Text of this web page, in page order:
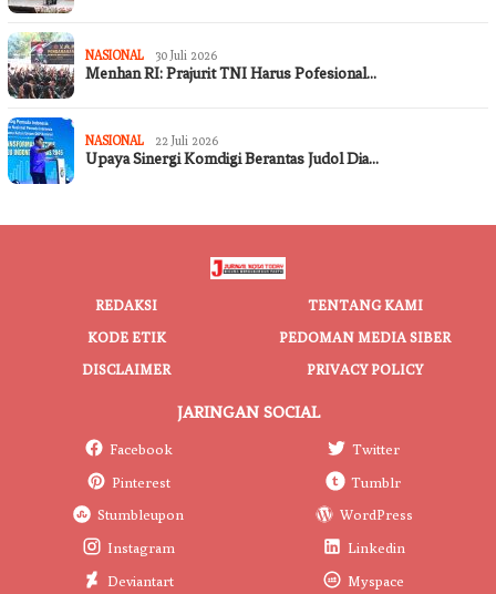
NASIONAL 30 Juli 2026
Menhan RI: Prajurit TNI Harus Pofesional…
NASIONAL 22 Juli 2026
Upaya Sinergi Komdigi Berantas Judol Dia…
REDAKSI
TENTANG KAMI
KODE ETIK
PEDOMAN MEDIA SIBER
DISCLAIMER
PRIVACY POLICY
JARINGAN SOCIAL
Facebook
Twitter
Pinterest
Tumblr
Stumbleupon
WordPress
Instagram
Linkedin
Deviantart
Myspace